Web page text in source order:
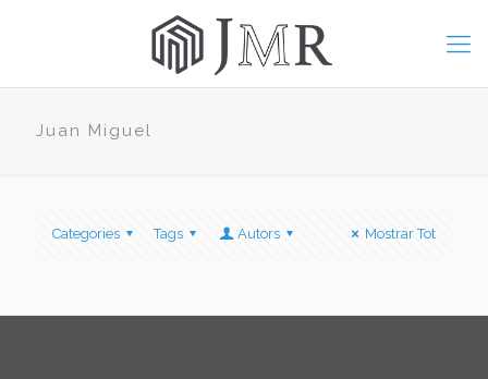
Juan Miguel
Categories Tags Autors Mostrar Tot